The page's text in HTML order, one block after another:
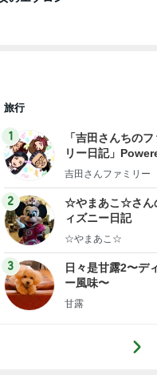
旅行
1
「吉田さんちの
リー日記」
y Ameba 吉田さ
ログ
吉田さんファミリー
2
☆やまあこ☆さん
ィズニー日記
☆やまあこ☆
3
日々是甘露2〜デ
ー風味〜
甘露